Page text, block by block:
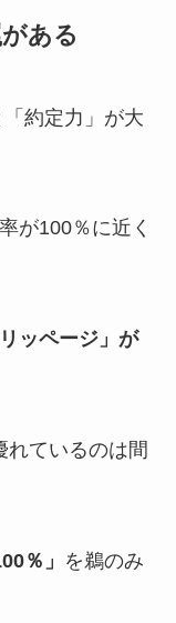
ある
約定力」が大
が100％に近く
ッページ」が
れているのは間
％」 を鵜のみ